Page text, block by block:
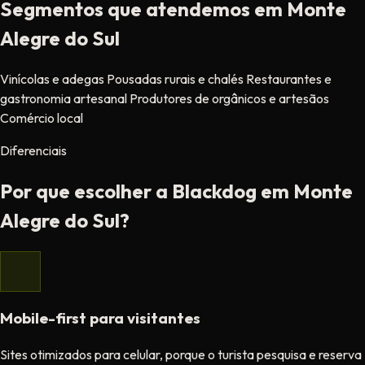
Segmentos que atendemos em Monte
Alegre do Sul
Vinícolas e adegas Pousadas rurais e chalés Restaurantes e
gastronomia artesanal Produtores de orgânicos e artesãos
Comércio local
Diferenciais
Por que escolher a Blackdog em Monte
Alegre do Sul?
Mobile-first para visitantes
Sites otimizados para celular, porque o turista pesquisa e reserva